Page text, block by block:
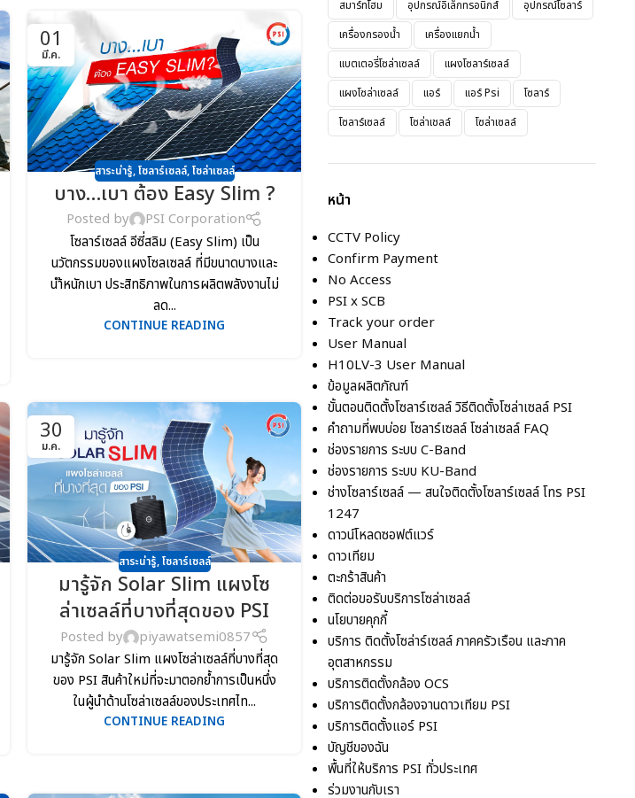
01
มี.ค.
สาระน่ารู้,โซลาร์เซลล์,โซล่าเซลล์
บาง…เบา ต้อง Easy Slim ?
Posted by
PSI Corporation
โซลาร์เซลล์ อีซี่สลิม (Easy Slim) เป็น
นวัตกรรมของแผงโซลเซลล์ ที่มีขนาดบางและ
นำ้หนักเบา ประสิทธิภาพในการผลิตพลังงานไม่
ลด...
CONTINUE READING
30
ม.ค.
สาระน่ารู้,โซลาร์เซลล์
มารู้จัก Solar Slim แผงโซ
ล่าเซลล์ที่บางที่สุดของ PSI
Posted by
piyawatsemi0857
มารู้จัก Solar Slim แผงโซล่าเซลล์ที่บางที่สุด
ของ PSI สินค้าใหม่ที่จะมาตอกย้ำการเป็นหนึ่ง
ในผู้นำด้านโซล่าเซลล์ของประเทศไท...
CONTINUE READING
สมาร์ทโฮม
อุปกรณ์อิเล็กทรอนิกส์
อุปกรณ์โซลาร์
เครื่องกรองน้ำ
เครื่องแยกน้ำ
แบตเตอรี่โซล่าเซลล์
แผงโซลาร์เซลล์
แผงโซล่าเซลล์
แอร์ แอร์ Psi
โซลาร์
โซลาร์เซลล์
โซล่าเชลล์ โซล่าเซลล์
หน้า
CCTV Policy
Confirm Payment
No Access
PSI x SCB
Track your order
User Manual
H10LV-3 User Manual
ข้อมูลผลิตภัณฑ์
ขั้นตอนติดตั้งโซลาร์เซลล์ วิธีติดตั้งโซล่าเซลล์ PSI
คำถามที่พบบ่อย โซลาร์เซลล์ โซล่าเซลล์ FAQ
ช่องรายการ ระบบ C-Band
ช่องรายการ ระบบ KU-Band
ช่างโซลาร์เซลล์ — สนใจติดตั้งโซลาร์เซลล์ โทร PSI
1247
ดาวน์โหลดซอฟต์แวร์
ดาวเทียม
ตะกร้าสินค้า
ติดต่อขอรับบริการโซล่าเซลล์
นโยบายคุกกี้
บริการ ติดตั้งโซล่าร์เซลล์ ภาคครัวเรือน และภาค
อุตสาหกรรม
บริการติดตั้งกล้อง OCS
บริการติดตั้งกล้องจานดาวเทียม PSI
บริการติดตั้งแอร์ PSI
บัญชีของฉัน
พื้นที่ให้บริการ PSI ทั่วประเทศ
ร่วมงานกับเรา